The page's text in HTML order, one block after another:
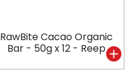
RawBite Cacao Organic
Bar - 50g x 12 - Reep